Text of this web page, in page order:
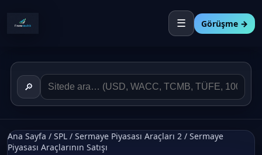
☰ Görüşme →
🔎
Ana Sayfa / SPL / Sermaye Piyasası Araçları 2 / Sermaye
Piyasası Araçlarının Satışı